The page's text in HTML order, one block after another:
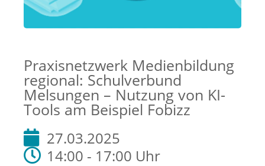
Praxisnetzwerk Medienbildung
regional: Schulverbund
Melsungen – Nutzung von KI-
Tools am Beispiel Fobizz
27.03.2025
14:00 - 17:00 Uhr